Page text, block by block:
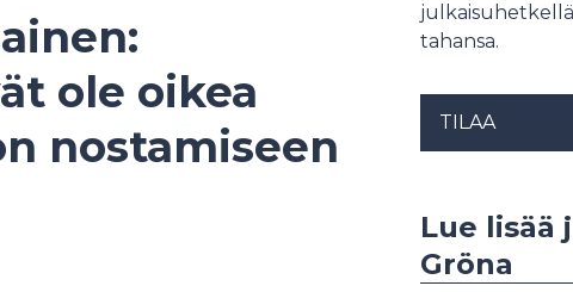
ole oikea
nostamiseen
tahansa.
TILAA
Lue lisää
Gröna